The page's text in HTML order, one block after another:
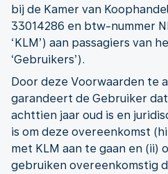
bij de Kamer van
33014286 en btw-nummer
‘KLM’) aan passagiers van
‘Gebruikers’).
Door deze Voorwaarden te
garandeert de Gebruiker
achttien jaar oud is en
is om deze overeenkomst
met KLM aan te gaan en (ii)
gebruiken overeenkomstig